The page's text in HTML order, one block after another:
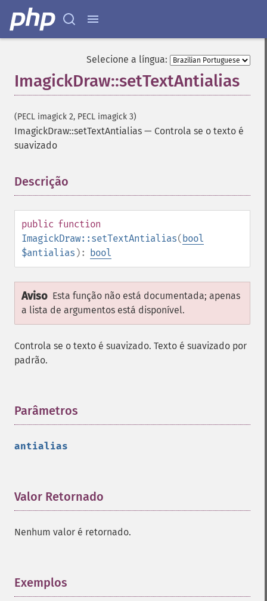
Selecione a língua:
ImagickDraw::setTextAntialias
(PECL imagick 2, PECL imagick 3)
ImagickDraw::setTextAntialias — Controla se o texto é
suavizado
Descrição
public function
ImagickDraw::setTextAntialias(bool
$antialias ): bool
Aviso Esta função não está documentada; apenas
a lista de argumentos está disponível.
Controla se o texto é suavizado. Texto é suavizado por
padrão.
Parâmetros
antialias
Valor Retornado
Nenhum valor é retornado.
Exemplos